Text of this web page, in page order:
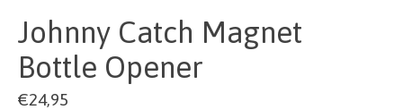
Johnny Catch Magnet
Bottle Opener
€24,95